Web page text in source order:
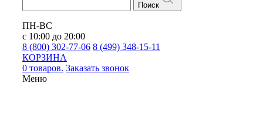
Поиск
ПН-ВС
с 10:00 до 20:00
8 (800) 302-77-06 8 (499) 348-15-11
КОРЗИНА
0 товаров. Заказать звонок
Меню